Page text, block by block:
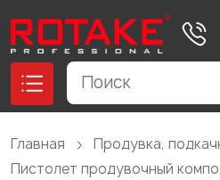
Главная
Продувка,
Пистолет продувочный